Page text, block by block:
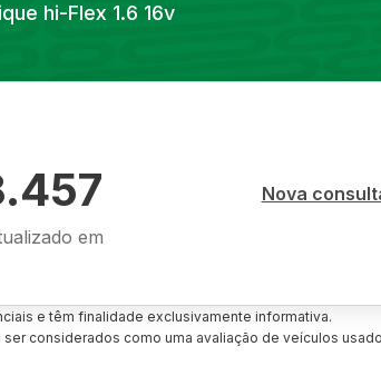
hi-Flex 1.6 16v
em
Nova
e têm finalidade exclusivamente informativa.
considerados como uma avaliação de veículos